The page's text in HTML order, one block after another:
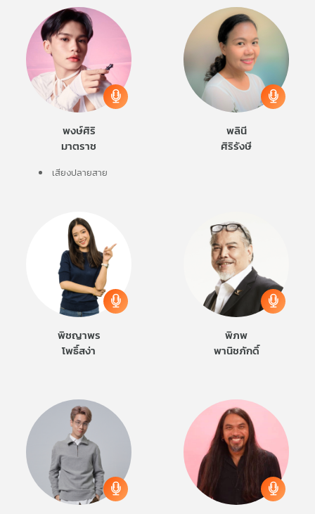
พงษ์ศิริ
มาตราช
เสียงปลายสาย
พลินี
ศิริรังษี
พิชญาพร
โพธิ์สง่า
พิภพ
พานิชภักดิ์